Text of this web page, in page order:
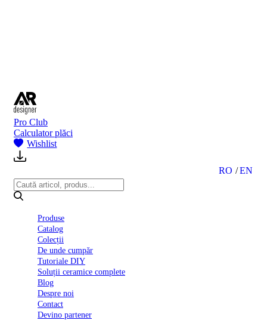
Pro Club
Calculator plăci
Wishlist
RO EN
Produse
Catalog
Colecții
De unde cumpăr
Tutoriale DIY
Soluții ceramice complete
Blog
Despre noi
Contact
Devino partener
performanță
nr.
D01
BIII
2022
Politica
confidentialitate
octombrie
2023
Ceramice
Complete
Declarația
conformitate
Declarația